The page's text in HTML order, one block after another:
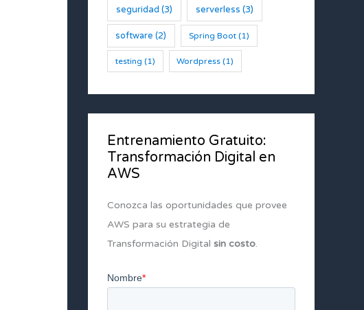
seguridad (3) serverless (3)
software (2) Spring Boot(1)
testing (1) Wordpress (1)
Entrenamiento Gratuito:
Transformación Digital en
AWS
Conozca las oportunidades que provee
AWS para su estrategia de
Transformación Digital sin costo.